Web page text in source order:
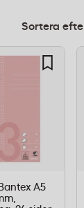
Sortera
A5